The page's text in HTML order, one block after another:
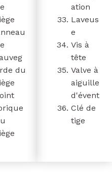
du
ation
Laveus
e
Vis à
tête
Valve à
aiguille
d'évent
Clé de
tige